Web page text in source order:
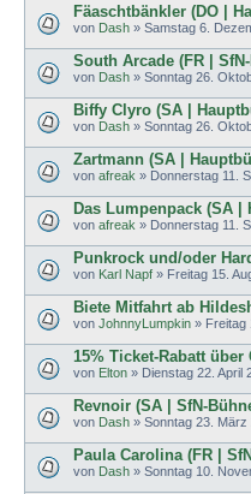
Fäaschtbänkler (DO |
von Dash » Samstag 6.
South Arcade (FR |
von Dash » Sonntag 26.
Biffy Clyro (SA |
von Dash » Sonntag 26.
Zartmann (SA |
von afreak » Donnerstag 11.
Das Lumpenpack (SA |
von afreak » Donnerstag 11.
Punkrock und/oder
von Karl Napf » Freitag 15.
Biete Mitfahrt ab
von JohnnyLumpkin » Freitag
15% Ticket-Rabatt
von Elton » Dienstag 22. April
Revnoir (SA | SfN-
von Dash » Sonntag 23. März
Paula Carolina (FR |
von Dash » Sonntag 10.